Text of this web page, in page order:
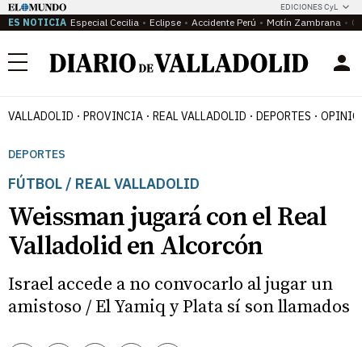
EDICIONES CyL
ES NOTICIA Especial Cecilia Eclipse Accidente Perú Motín Zambrana
Menú
VALLADOLID PROVINCIA REAL VALLADOLID DEPORTES
DEPORTES
FÚTBOL / REAL VALLADOLID
Weissman jugará con el Real
Valladolid en Alcorcón
Israel accede a no convocarlo al jugar un
amistoso / El Yamiq y Plata sí son llamados